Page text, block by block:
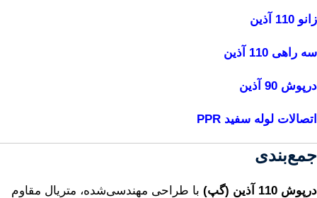
زانو 110 آذین
سه راهی 110 آذین
درپوش 90 آذین
اتصالات لوله سفید PPR
جمع‌بندی
درپوش 110 آذین (گپ)
با طراحی مهندسی‌شده، متریال مقاوم